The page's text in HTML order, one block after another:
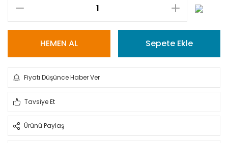
HEMEN AL Sepete Ekle
Fiyatı Düşünce Haber Ver
Tavsiye Et
Ürünü Paylaş